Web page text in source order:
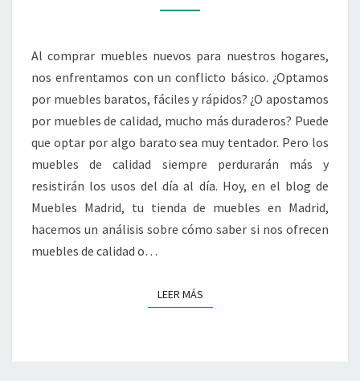
IDENTIFICARLOS
Al comprar muebles nuevos para nuestros hogares,
nos enfrentamos con un conflicto básico. ¿Optamos
por muebles baratos, fáciles y rápidos? ¿O apostamos
por muebles de calidad, mucho más duraderos? Puede
que optar por algo barato sea muy tentador. Pero los
muebles de calidad siempre perdurarán más y
resistirán los usos del día al día. Hoy, en el blog de
Muebles Madrid, tu tienda de muebles en Madrid,
hacemos un análisis sobre cómo saber si nos ofrecen
muebles de calidad o…
LEER MÁSLEER MÁS